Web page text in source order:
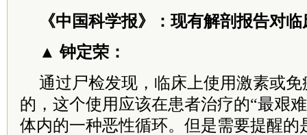
《中国科学报》：现有解剖报告对
▲ 钟定荣：
通过尸检发现，临床上使用激素或
的，这个使用应该在患者治疗的“最艰
体内的一种恶性循环。但是需要提醒的